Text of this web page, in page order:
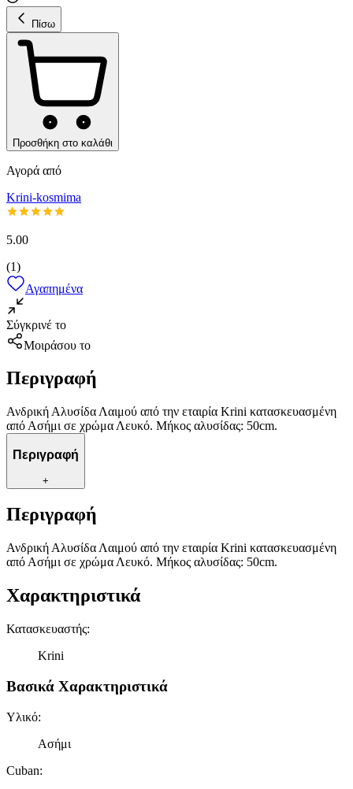
Πίσω
Προσθήκη στο καλάθι
Αγορά από
Krini-kosmima
5.00
(1)
Αγαπημένα
Σύγκρινέ το
Μοιράσου το
Περιγραφή
Ανδρική Αλυσίδα Λαιμού από την εταιρία Krini κατασκευασμένη
από Ασήμι σε χρώμα Λευκό. Μήκος αλυσίδας: 50cm.
Περιγραφή
+
Περιγραφή
Ανδρική Αλυσίδα Λαιμού από την εταιρία Krini κατασκευασμένη
από Ασήμι σε χρώμα Λευκό. Μήκος αλυσίδας: 50cm.
Χαρακτηριστικά
Κατασκευαστής:
Krini
Βασικά Χαρακτηριστικά
Υλικό:
Ασήμι
Cuban: